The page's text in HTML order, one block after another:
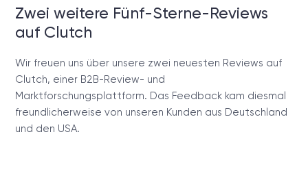
Zwei weitere Fünf-Sterne-Reviews
auf Clutch
Wir freuen uns über unsere zwei neuesten Reviews auf
Clutch, einer B2B-Review- und
Marktforschungsplattform. Das Feedback kam diesmal
freundlicherweise von unseren Kunden aus Deutschland
und den USA.